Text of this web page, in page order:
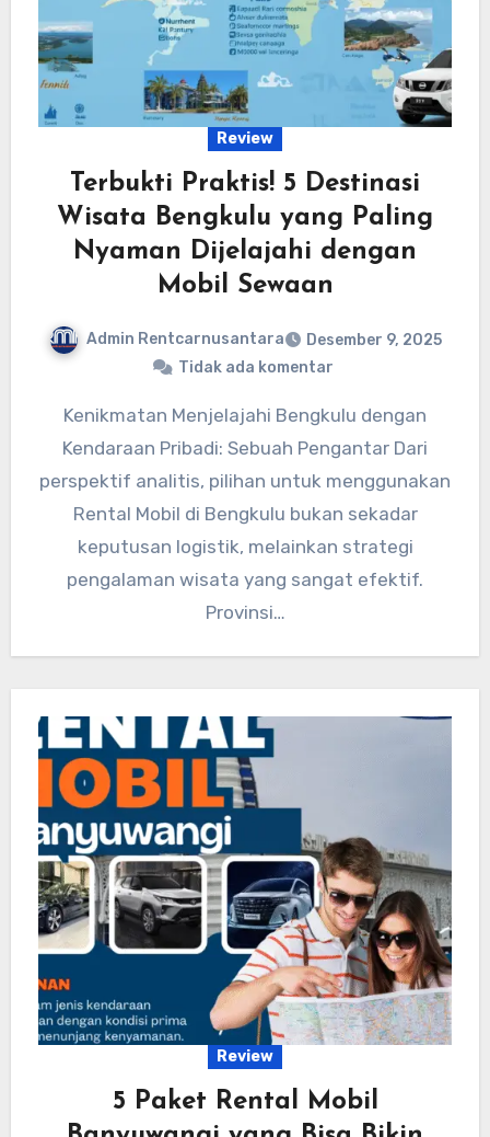
Review
Terbukti Praktis! 5 Destinasi
Wisata Bengkulu yang Paling
Nyaman Dijelajahi dengan
Mobil Sewaan
Admin Rentcarnusantara
Desember 9, 2025
Tidak ada komentar
Kenikmatan Menjelajahi Bengkulu dengan
Kendaraan Pribadi: Sebuah Pengantar Dari
perspektif analitis, pilihan untuk menggunakan
Rental Mobil di Bengkulu bukan sekadar
keputusan logistik, melainkan strategi
pengalaman wisata yang sangat efektif.
Provinsi…
Review
5 Paket Rental Mobil